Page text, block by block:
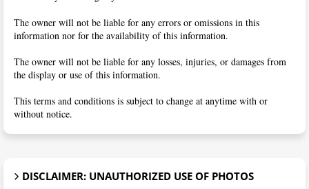
The owner will not be liable for any errors or omissions in this
information nor for the availability of this information.
The owner will not be liable for any losses, injuries, or damages from
the display or use of this information.
This terms and conditions is subject to change at anytime with or
without notice.
DISCLAIMER: UNAUTHORIZED USE OF PHOTOS